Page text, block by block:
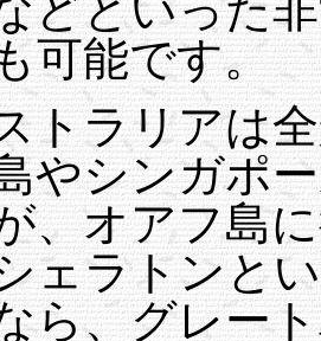
可能です。
トラリアは
やシンガポ
、オアフ島
ェラトンと
ら、グレー